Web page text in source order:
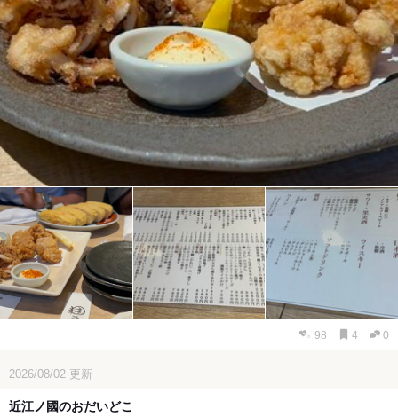
98 4 0
2026/08/02 更新
近江ノ國のおだいどこ